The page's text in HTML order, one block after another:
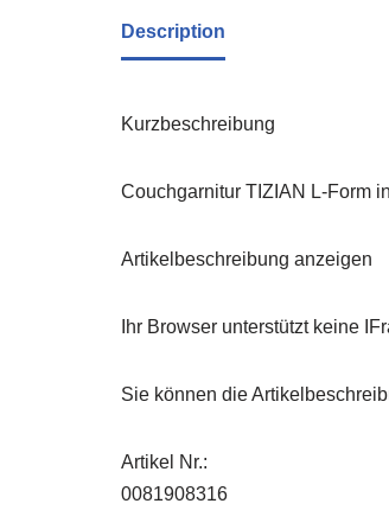
Description
Kurzbeschreibung
Couchgarnitur TIZIAN L-Form
Artikelbeschreibung anzeigen
Ihr Browser unterstützt keine
Sie können die
Artikel Nr.:
0081908316